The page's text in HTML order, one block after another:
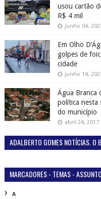
usou cartão
R$ 4 mil
junho 04,
Em Olho
golpes de
cidade
junho 14,
Água Branca
política nesta
do município
abril 24, 2017
ADALBERTO GOMES NOTÍCIAS. O
MARCADORES - TEMAS -
A